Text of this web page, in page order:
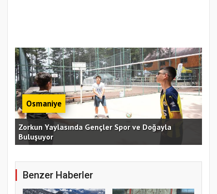
Osmaniye
Zorkun Yaylasında Gençler Spor ve Doğayla
Buluşuyor
Benzer Haberler